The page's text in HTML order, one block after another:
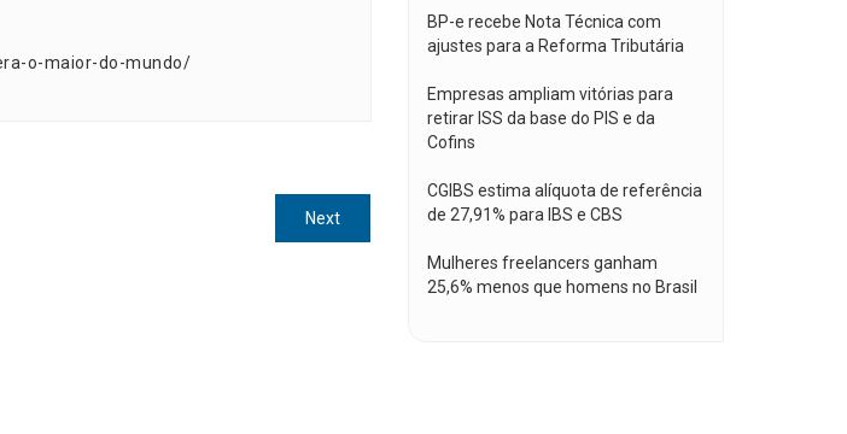
o-maior-do-mundo/
NextNext
post:
BP-e recebe Nota Técnica com
ajustes para a Reforma Tributária
Empresas ampliam vitórias para
retirar ISS da base do PIS e da
Cofins
CGIBS estima alíquota de referência
de 27,91% para IBS e CBS
Mulheres freelancers ganham
25,6% menos que homens no Brasil